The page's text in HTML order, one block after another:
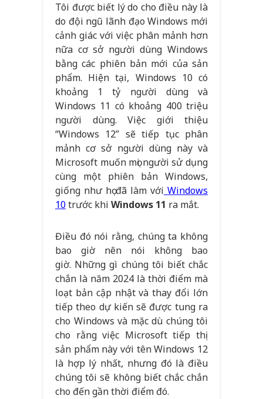
Tôi được biết lý do cho điều này là
do đội ngũ lãnh đạo Windows mới
cảnh giác với việc phân mảnh hơn
nữa cơ sở người dùng Windows
bằng các phiên bản mới của sản
phẩm. Hiện tại, Windows 10 có
khoảng 1 tỷ người dùng và
Windows 11 có khoảng 400 triệu
người dùng. Việc giới thiệu
“Windows 12” sẽ tiếp tục phân
mảnh cơ sở người dùng này và
Microsoft muốn mọi người sử dụng
cùng một phiên bản Windows,
giống như họ đã làm với Windows
10trước khi Windows 11 ra mắt.
Điều đó nói rằng, chúng ta không
bao giờ nên nói không bao
giờ. Những gì chúng tôi biết chắc
chắn là năm 2024 là thời điểm mà
loạt bản cập nhật và thay đổi lớn
tiếp theo dự kiến ​​​​sẽ được tung ra
cho Windows và mặc dù chúng tôi
cho rằng việc Microsoft tiếp thị
sản phẩm này với tên Windows 12
là hợp lý nhất, nhưng đó là điều
chúng tôi sẽ không biết chắc chắn
cho đến gần thời điểm đó.